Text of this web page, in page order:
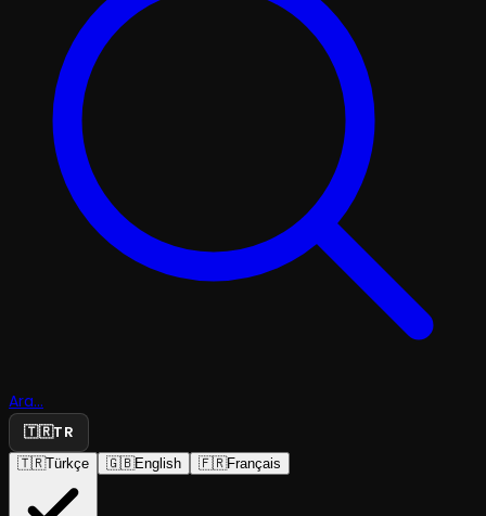
Ara...
🇹🇷TR
🇹🇷Türkçe 🇬🇧English 🇫🇷Français